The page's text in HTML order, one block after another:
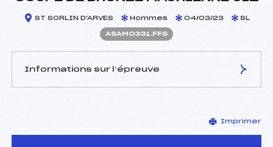
ST SORLIN D'ARVES Hommes 04/03/23 SL
ASAM0331.FFS
Informations sur l’épreuve
MASCIA MARIO (SA)
Arbitre :
GRIGNOUX STEPHANE
Imprimer